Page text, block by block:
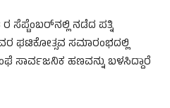
ಸೆಪ್ಟೆಂಬರ್‌ನಲ್ಲಿ ನಡೆದ ಪತ್ನಿ
ಘಟಿಕೋತ್ಸವ ಸಮಾರಂಭದಲ್ಲಿ
ಸಾರ್ವಜನಿಕ ಹಣವನ್ನು ಬಳಸಿದ್ದಾರೆ